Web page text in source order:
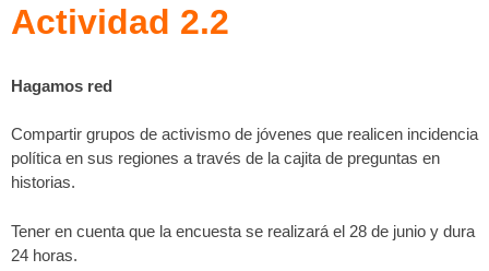
Actividad 2.2
Hagamos red
Compartir grupos de activismo de jóvenes que realicen incidencia
política en sus regiones a través de la cajita de preguntas en
historias.
Tener en cuenta que la encuesta se realizará el 28 de junio y dura
24 horas.